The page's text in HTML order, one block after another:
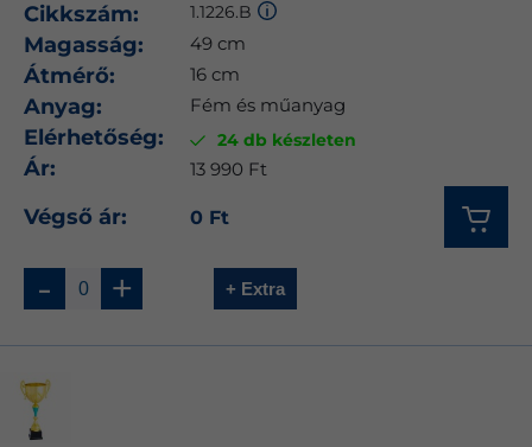
Cikkszám: 1.1226.B
Magasság: 49 cm
Átmérő: 16 cm
Anyag: Fém és műanyag
Elérhetőség: 24 db készleten
Ár: 13 990 Ft
+ Extra
+
-
Végső ár: 0 Ft